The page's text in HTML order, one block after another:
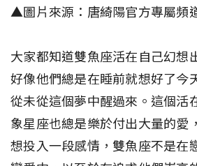
▲圖片來源：唐綺陽官方專屬頻
大家都知道雙魚座活在自己幻想
好像他們總是在睡前就想好了今
從未從這個夢中醒過來。這個活
象星座也總是樂於付出大量的愛
想投入一段感情，雙魚座不是在